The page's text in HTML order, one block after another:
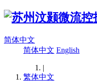
简体中文
简体中文 English
|
繁体中文